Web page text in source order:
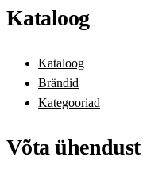
Kataloog
Kataloog
Brändid
Kategooriad
Võta ühendust